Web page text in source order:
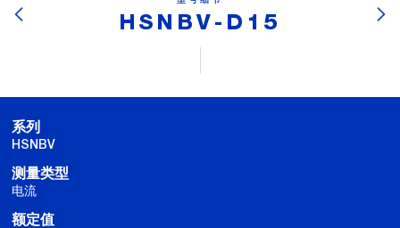
HSNBV-D15
系列
HSNBV
测量类型
电流
额定值